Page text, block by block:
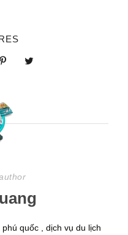
quốc , dịch vụ du lịch